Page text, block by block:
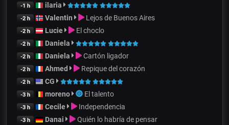
-1 h ilaria
-2 h Valentin Lejos de Buenos Aires
-2 h Lucie El choclo
-2 h Daniela
-2 h Daniela Cartón ligador
-2 h Ahmed Repique del corazón
-2 h CG
-3 h moreno El talento
-3 h Cecile Independencia
-3 h Danai Quién lo habría de pensar